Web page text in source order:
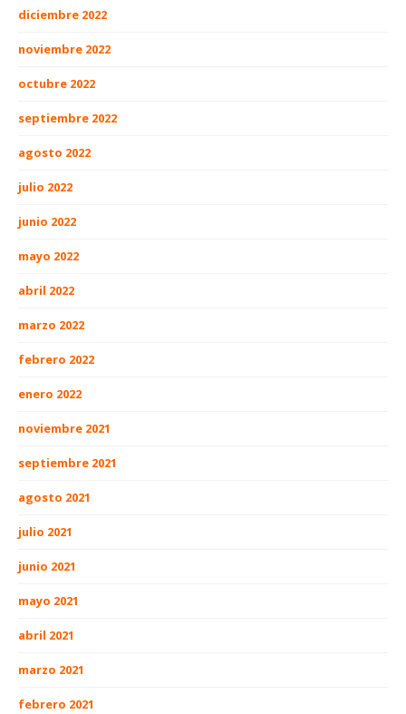
diciembre 2022
noviembre 2022
octubre 2022
septiembre 2022
agosto 2022
julio 2022
junio 2022
mayo 2022
abril 2022
marzo 2022
febrero 2022
enero 2022
noviembre 2021
septiembre 2021
agosto 2021
julio 2021
junio 2021
mayo 2021
abril 2021
marzo 2021
febrero 2021